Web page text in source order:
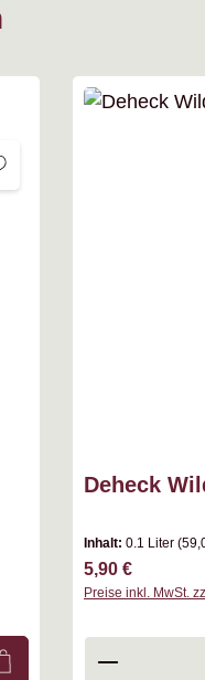
Deheck
Inhalt:0.1 Liter
Regulärer Preis:
5,90 €
Preise inkl. MwSt.
Produkt